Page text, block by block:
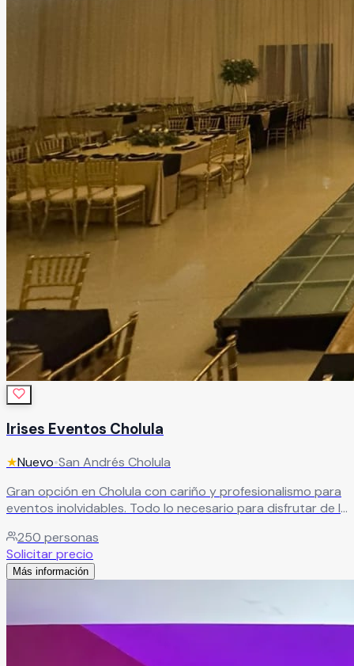
Irises Eventos Cholula
★Nuevo•San Andrés Cholula
Gran opción en Cholula con cariño y profesionalismo para
eventos inolvidables. Todo lo necesario para disfrutar de la
250 personas
Solicitar precio
Más información